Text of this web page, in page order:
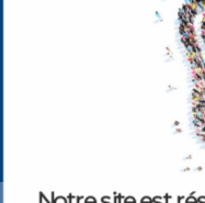
Obtenez toutes les
les